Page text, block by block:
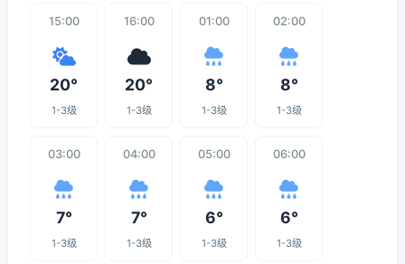
15:00
20°
1-3级
16:00
20°
1-3级
01:00
8°
1-3级
02:00
8°
1-3级
03:00
7°
1-3级
04:00
7°
1-3级
05:00
6°
1-3级
06:00
6°
1-3级